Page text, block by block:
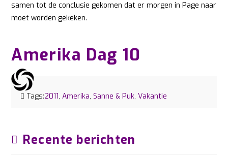
samen tot de conclusie gekomen dat er morgen in Page naar
moet worden gekeken.
Amerika Dag 10
Tags:2011,Amerika,Sanne & Puk,Vakantie
Recente berichten